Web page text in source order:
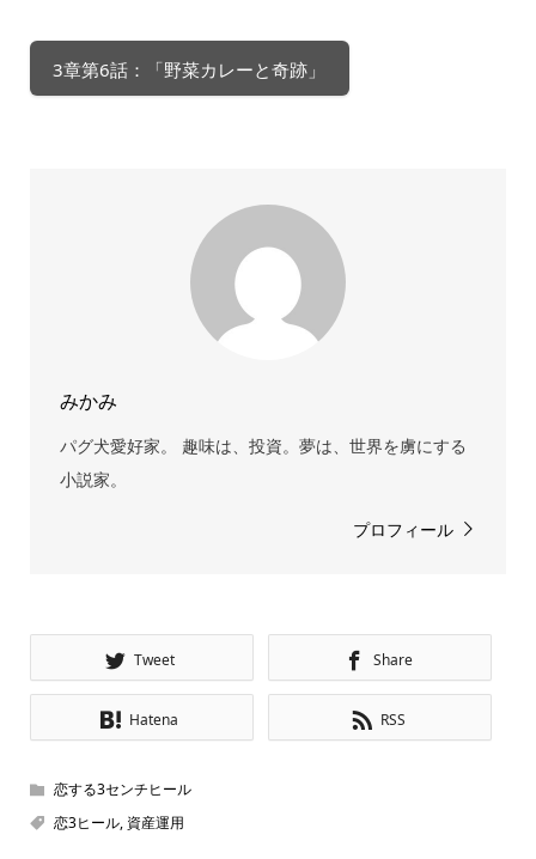
3章第6話：「野菜カレーと奇跡」
みかみ
パグ犬愛好家。 趣味は、投資。夢は、世界を虜にする
小説家。
プロフィール
Tweet Share
Hatena RSS
恋する3センチヒール
恋3ヒール, 資産運用